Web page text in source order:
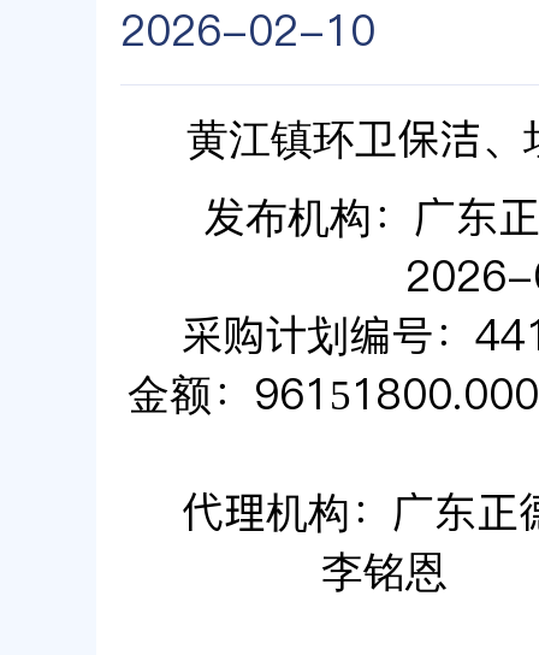
2026-02-10
黄江镇环卫保洁
发布机构：广东
采购计划编号：
金额：
代理机构：广东正
李铭恩